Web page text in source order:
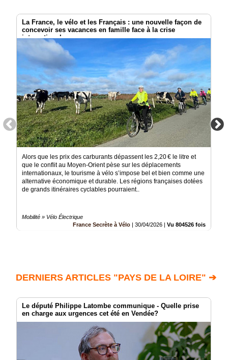
La France, le vélo et les Français : une nouvelle façon de
concevoir ses vacances en famille face à la crise
internationale.
Alors que les prix des carburants dépassent les 2,20 € le litre et
que le conflit au Moyen-Orient pèse sur les déplacements
internationaux, le tourisme à vélo s’impose bel et bien comme une
alternative économique et durable. Les régions françaises dotées
de grands itinéraires cyclables pourraient..
Mobilité » Vélo Électrique
France Secrète à Vélo | 30/04/2026 | Vu 804526 fois
DERNIERS ARTICLES "PAYS DE LA LOIRE" ➔
Le député Philippe Latombe communique - Quelle prise
en charge aux urgences cet été en Vendée?